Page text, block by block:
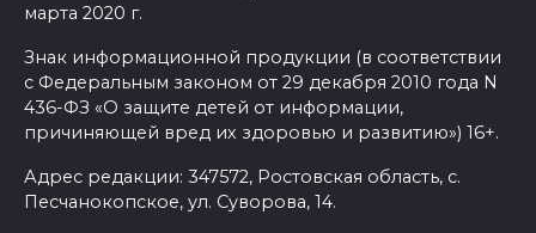
марта 2020 г.
Знак информационной продукции (в соответствии
с Федеральным законом от 29 декабря 2010 года N
436-ФЗ «О защите детей от информации,
причиняющей вред их здоровью и развитию») 16+.
Адрес редакции: 347572, Ростовская область, с.
Песчанокопское, ул. Суворова, 14.